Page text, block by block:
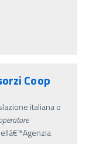
Coop
italiana o